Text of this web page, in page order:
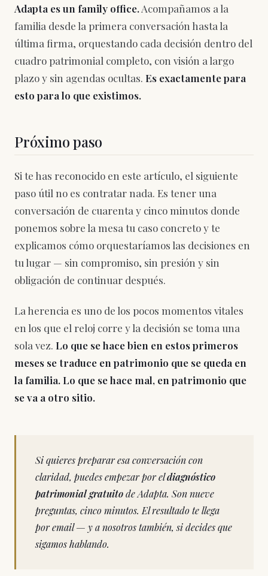
Adapta es un family office.Acompañamos a la
familia desde la primera conversación hasta la
última firma, orquestando cada decisión dentro del
cuadro patrimonial completo, con visión a largo
plazo y sin agendas ocultas. Es exactamente para
esto para lo que existimos.
Próximo paso
Si te has reconocido en este artículo, el siguiente
paso útil no es contratar nada. Es tener una
conversación de cuarenta y cinco minutos donde
ponemos sobre la mesa tu caso concreto y te
explicamos cómo orquestaríamos las decisiones en
tu lugar — sin compromiso, sin presión y sin
obligación de continuar después.
La herencia es uno de los pocos momentos vitales
en los que el reloj corre y la decisión se toma una
sola vez. Lo que se hace bien en estos primeros
meses se traduce en patrimonio que se queda en
la familia. Lo que se hace mal, en patrimonio que
se va a otro sitio.
Si quieres preparar esa conversación con
claridad, puedes empezar por eldiagnóstico
patrimonial gratuitode Adapta. Son nueve
preguntas, cinco minutos. El resultado te llega
por email — y a nosotros también, si decides que
sigamos hablando.